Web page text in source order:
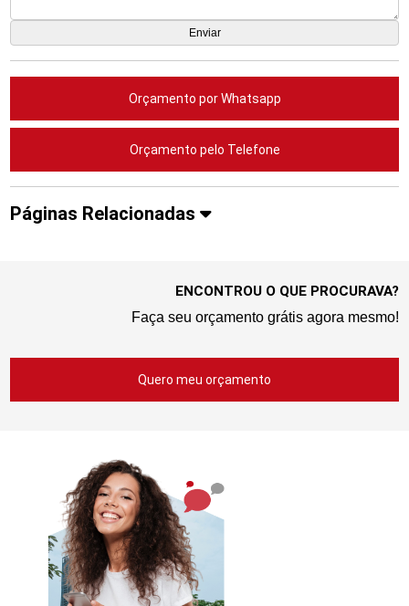
Orçamento por Whatsapp
Orçamento pelo Telefone
Páginas Relacionadas
ENCONTROU O QUE PROCURAVA?
Faça seu orçamento grátis agora mesmo!
Quero meu orçamento